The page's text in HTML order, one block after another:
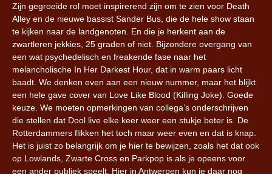
Zijn gegroeide rol moet inspirerend zijn om te zien voor Death
Alley en de nieuwe bassist Sander Bus, die de hele show staan
te kijken naar de landgenoten. En die je herkent aan de
zwartleren jekkies, 25 graden of niet. Bijzondere overgang van
een wat psychedelisch en freakende fase naar het
melancholische In Her Darkest Hour, dat in warm paars licht
baadt. We denken even aan een nieuw nummer, maar het blijkt
een hele gave cover van Love Like Blood (Killing Joke). Goede
keuze. We moeten opmerkingen van collega’s onderschrijven
die stellen dat Dool live elke keer weer een stukje beter is. De
Rotterdammers flikken het toch maar weer even en dat is knap.
Het is juist zo belangrijk om je hier te bewijzen, zoals het dat ook
op Lowlands, Zwarte Cross en Parkpop is als je opeens voor
een ander publiek speelt. Hier in Antwerpen kun je daar nog